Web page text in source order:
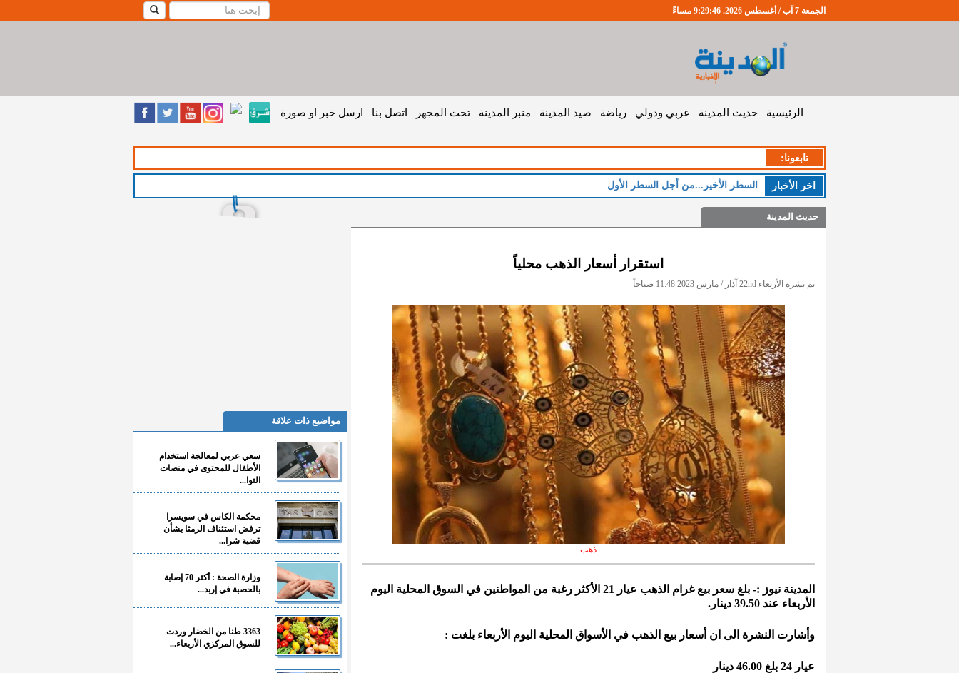
الجمعة 7 آب / أغسطس 2026. 9:29:46 مساءً
الرئيسية حديث المدينة عربي ودولي رياضة صيد المدينة منبر المدينة تحت المجهر اتصل بنا ارسل خبر او صورة
تابعونا:
اخر اﻷخبار السطر الأخير...من أجل السطر الأول
حديث المدينة
استقرار أسعار الذهب محلياً
تم نشره الأربعاء 22nd آذار / مارس 2023 11:48 صباحاً
ذهب
المدينة نيوز :- بلغ سعر بيع غرام الذهب عيار 21 الأكثر رغبة من المواطنين في السوق المحلية اليوم
الأربعاء عند 39.50 دينار.
وأشارت النشرة الى ان أسعار بيع الذهب في الأسواق المحلية اليوم الأربعاء بلغت :
عيار 24 بلغ 46.00 دينار
مواضيع ذات علاقة
سعي عربي لمعالجة استخدام
الأطفال للمحتوى في منصات
التوا...
محكمة الكاس في سويسرا
ترفض استئناف الرمثا بشأن
قضية شرا...
وزارة الصحة : أكثر 70 إصابة
بالحصبة في إربد...
3363 طنا من الخضار وردت
للسوق المركزي الأربعاء...